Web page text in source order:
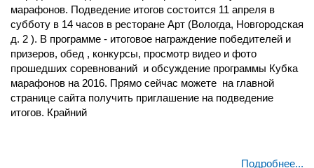
марафонов. Подведение итогов состоится 11 апреля в
субботу в 14 часов в ресторане Арт (Вологда, Новгородская
д. 2 ). В программе - итоговое награждение победителей и
призеров, обед , конкурсы, просмотр видео и фото
прошедших соревнований и обсуждение программы Кубка
марафонов на 2016. Прямо сейчас можете на главной
странице сайта получить приглашение на подведение
итогов. Крайний
Подробнее...